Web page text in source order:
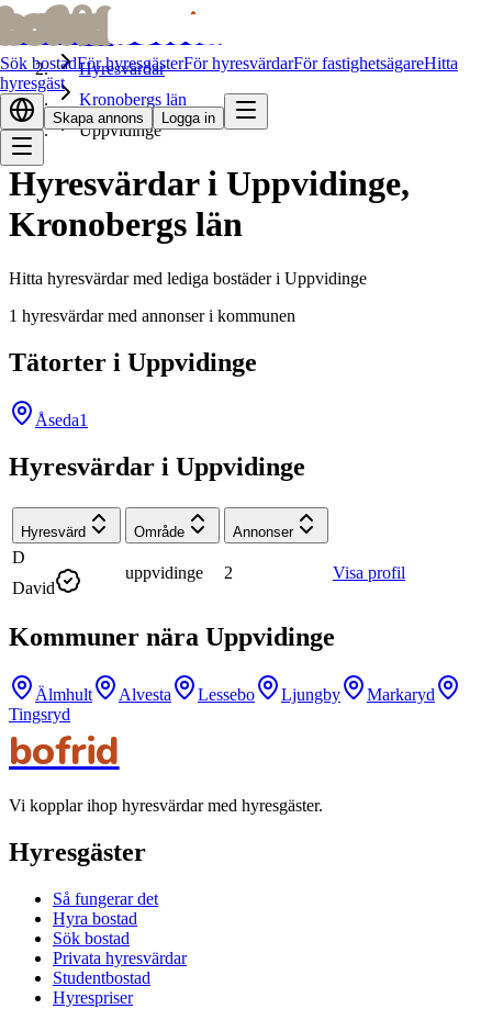
bofridbofrid
Sök bostadFör hyresgästerFör hyresvärdarFör fastighetsägareHitta
hyresgäst
Skapa annons Logga in
Hem
Hyresvärdar
Kronobergs län
Uppvidinge
Hyresvärdar i Uppvidinge,
Kronobergs län
Hitta hyresvärdar med lediga bostäder i Uppvidinge
1 hyresvärdar med annonser i kommunen
Tätorter i Uppvidinge
Åseda1
Hyresvärdar i Uppvidinge
Hyresvärd Område Annonser
D
David
uppvidinge 2 Visa profil
Kommuner nära Uppvidinge
Älmhult Alvesta Lessebo Ljungby
Markaryd
Tingsryd
bofrid
Vi kopplar ihop hyresvärdar med hyresgäster.
Hyresgäster
Så fungerar det
Hyra bostad
Sök bostad
Privata hyresvärdar
Studentbostad
Hyrespriser